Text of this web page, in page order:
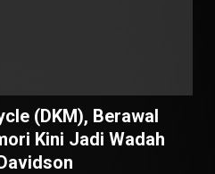
(DKM), Berawal
Kini Jadi Wadah